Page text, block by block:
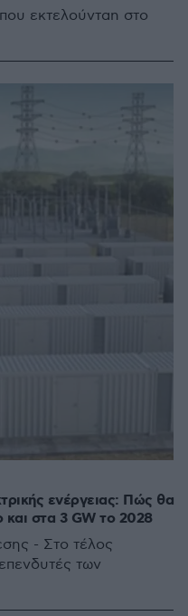
εκτελούνταn στο
ενέργειας: Πώς θα
στα 3 GW το 2028
- Στο τέλος
των